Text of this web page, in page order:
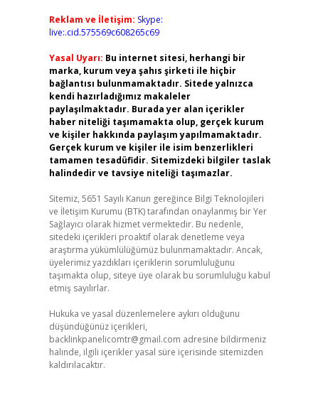
Reklam ve İletişim: Skype:
live:.cid.575569c608265c69
Yasal Uyarı: Bu internet sitesi, herhangi bir
marka, kurum veya şahıs şirketi ile hiçbir
bağlantısı bulunmamaktadır. Sitede yalnızca
kendi hazırladığımız makaleler
paylaşılmaktadır. Burada yer alan içerikler
haber niteliği taşımamakta olup, gerçek kurum
ve kişiler hakkında paylaşım yapılmamaktadır.
Gerçek kurum ve kişiler ile isim benzerlikleri
tamamen tesadüfidir. Sitemizdeki bilgiler taslak
halindedir ve tavsiye niteliği taşımazlar.
Sitemiz, 5651 Sayılı Kanun gereğince Bilgi Teknolojileri
ve İletişim Kurumu (BTK) tarafından onaylanmış bir Yer
Sağlayıcı olarak hizmet vermektedir. Bu nedenle,
sitedeki içerikleri proaktif olarak denetleme veya
araştırma yükümlülüğümüz bulunmamaktadır. Ancak,
üyelerimiz yazdıkları içeriklerin sorumluluğunu
taşımakta olup, siteye üye olarak bu sorumluluğu kabul
etmiş sayılırlar.
Hukuka ve yasal düzenlemelere aykırı olduğunu
düşündüğünüz içerikleri,
backlinkpanelicomtr@gmail.com adresine bildirmeniz
halinde, ilgili içerikler yasal süre içerisinde sitemizden
kaldırılacaktır.